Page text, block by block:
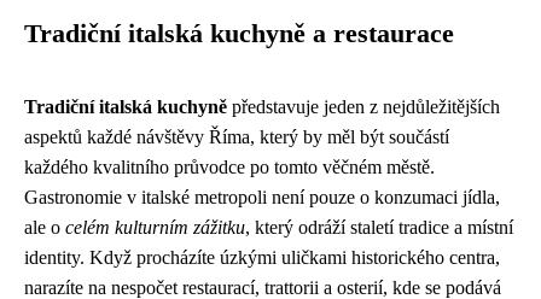
Tradiční italská kuchyně a restaurace
Tradiční italská kuchyně představuje jeden z nejdůležitějších
aspektů každé návštěvy Říma, který by měl být součástí
každého kvalitního průvodce po tomto věčném městě.
Gastronomie v italské metropoli není pouze o konzumaci jídla,
ale o celém kulturním zážitku, který odráží staletí tradice a místní
identity. Když procházíte úzkými uličkami historického centra,
narazíte na nespočet restaurací, trattorii a osterií, kde se podává